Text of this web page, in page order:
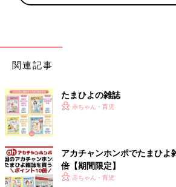
角をカットして穴を開けたフリージングバ
ンカチなどでもOK）を詰めて。透明のバ
少し布を出すと、赤ちゃんが夢中になっ
指と腕を連動する動きが脳を刺激します。
関連記事
たまひよの雑誌
赤ちゃん・育児
アカチャンホンポでたまひよ
倍【期間限定】
赤ちゃん・育児